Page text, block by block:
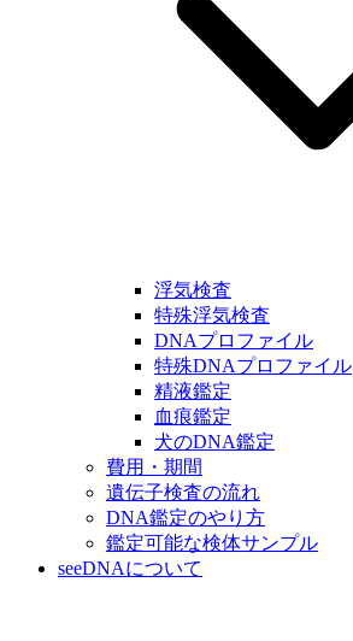
浮気検査
特殊浮気検査
DNAプロファイル
特殊DNAプロファイル
精液鑑定
血痕鑑定
犬のDNA鑑定
費用・期間
遺伝子検査の流れ
DNA鑑定のやり方
鑑定可能な検体サンプル
seeDNAについて